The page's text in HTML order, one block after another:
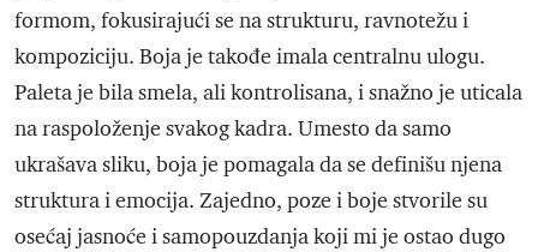
formom, fokusirajući se na strukturu, ravnotežu i
kompoziciju. Boja je takođe imala centralnu ulogu.
Paleta je bila smela, ali kontrolisana, i snažno je uticala
na raspoloženje svakog kadra. Umesto da samo
ukrašava sliku, boja je pomagala da se definišu njena
struktura i emocija. Zajedno, poze i boje stvorile su
osećaj jasnoće i samopouzdanja koji mi je ostao dugo